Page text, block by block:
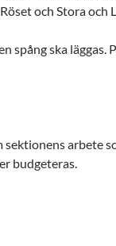
och Stora och
spång ska
arbete
budgeteras.